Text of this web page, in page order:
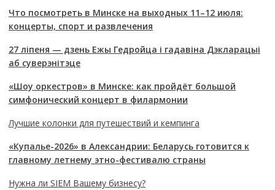
Что посмотреть в Минске на выходных 11–12 июля:
концерты, спорт и развлечения
27 ліпеня — дзень Ежы Гедройца і гадавіна Дэкларацыі
аб суверэнітэце
«Шоу оркестров» в Минске: как пройдёт большой
симфонический концерт в филармонии
Лучшие колонки для путешествий и кемпинга
«Купалье-2026» в Александрии: Беларусь готовится к
главному летнему этно-фестивалю страны
Нужна ли SIEM Вашему бизнесу?